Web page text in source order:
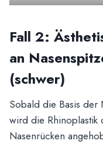
Fall 2:
an
(schwer)
Sobald die Basis der
wird die
Nasenrücken